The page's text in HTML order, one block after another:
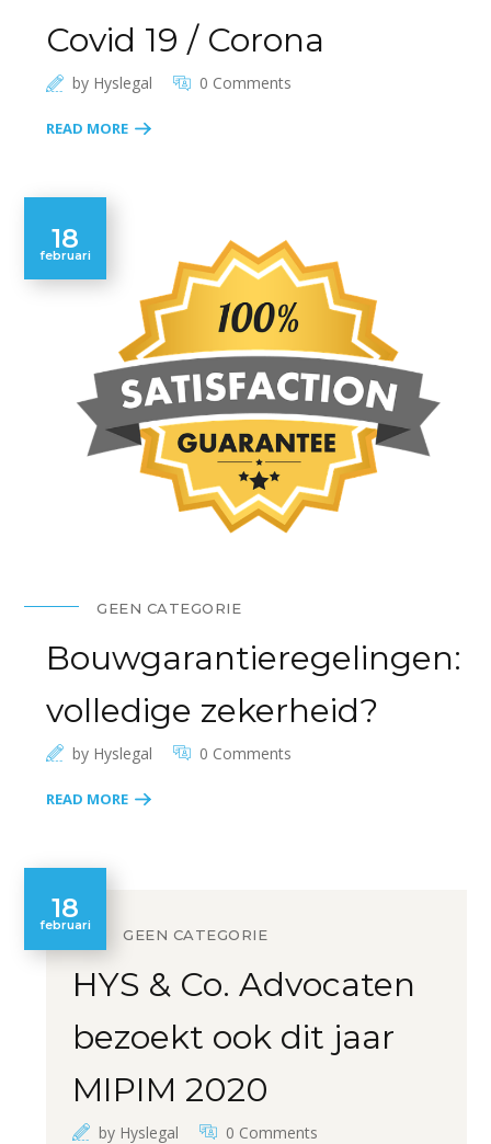
Covid 19 / Corona
by Hyslegal 0 Comments
READ MORE
18
februari
GEEN CATEGORIE
Bouwgarantieregelingen:
volledige zekerheid?
by Hyslegal 0 Comments
READ MORE
18
februari
GEEN CATEGORIE
HYS & Co. Advocaten
bezoekt ook dit jaar
MIPIM 2020
by Hyslegal 0 Comments